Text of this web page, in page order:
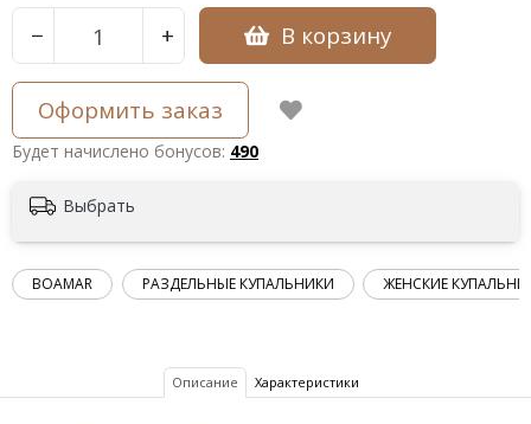
− + В корзину
Оформить заказ
Будет начислено бонусов: 490
Выбрать
BOAMAR РАЗДЕЛЬНЫЕ КУПАЛЬНИКИ ЖЕНСКИЕ
Описание Характеристики